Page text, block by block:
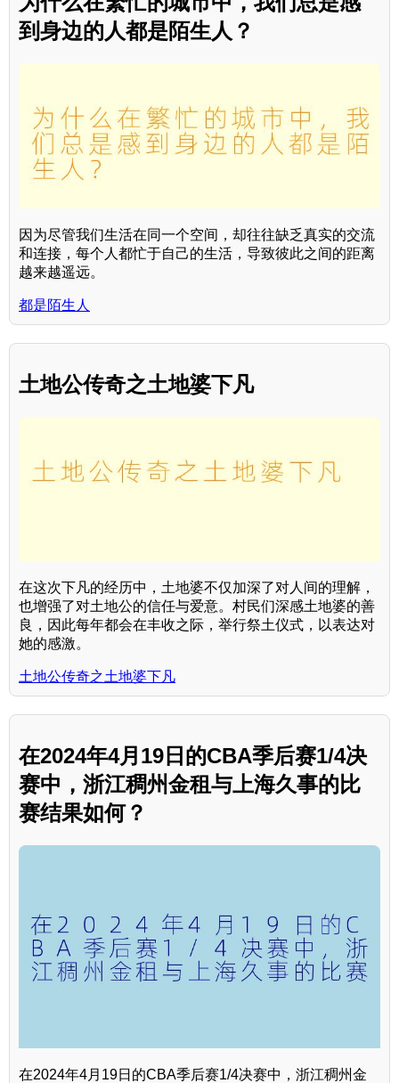
到身边的人都是陌生人？
因为尽管我们生活在同一个空间，却往往缺乏真实的交流
和连接，每个人都忙于自己的生活，导致彼此之间的距离
越来越遥远。
都是陌生人
土地公传奇之土地婆下凡
在这次下凡的经历中，土地婆不仅加深了对人间的理解，
也增强了对土地公的信任与爱意。村民们深感土地婆的善
良，因此每年都会在丰收之际，举行祭土仪式，以表达对
她的感激。
土地公传奇之土地婆下凡
在2024年4月19日的CBA季后赛1/4决
赛中，浙江稠州金租与上海久事的比
赛结果如何？
在2024年4月19日的CBA季后赛1/4决赛中，浙江稠州金